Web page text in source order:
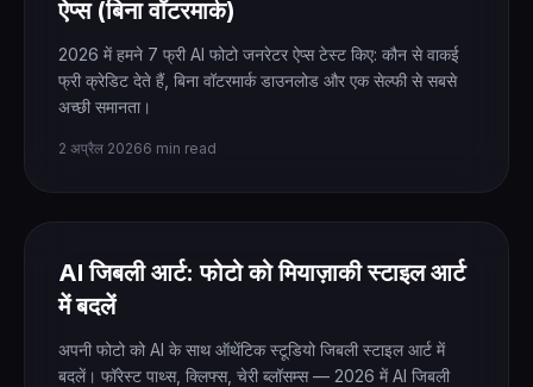
ऐप्स (बिना वॉटरमार्क)
2026 में हमने 7 फ्री AI फोटो जनरेटर ऐप्स टेस्ट किए: कौन से वाकई
फ्री क्रेडिट देते हैं, बिना वॉटरमार्क डाउनलोड और एक सेल्फी से सबसे
अच्छी समानता।
2 अप्रैल 20266 min read
AI जिबली आर्ट: फोटो को मियाज़ाकी स्टाइल आर्ट
में बदलें
अपनी फोटो को AI के साथ ऑथेंटिक स्टूडियो जिबली स्टाइल आर्ट में
बदलें। फॉरेस्ट पाथ्स, क्लिफ्स, चेरी ब्लॉसम्स — 2026 में AI जिबली